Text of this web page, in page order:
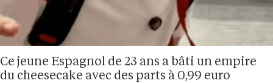
Ce jeune Espagnol de 23 ans a bâti un empire
du cheesecake avec des parts à 0,99 euro